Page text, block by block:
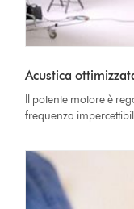
Acustica
Il potente motore è
frequenza